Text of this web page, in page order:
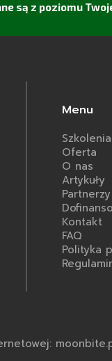
są z poziomu
Menu
Szkolenia
Oferta
O nas
Artykuły
Partnerzy
Kontakt
FAQ
Polityka